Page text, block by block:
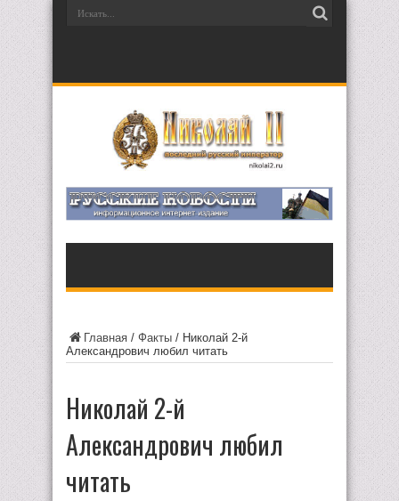
Главная / Факты / Николай 2-й
Александрович любил читать
Николай 2-й
Александрович любил
читать